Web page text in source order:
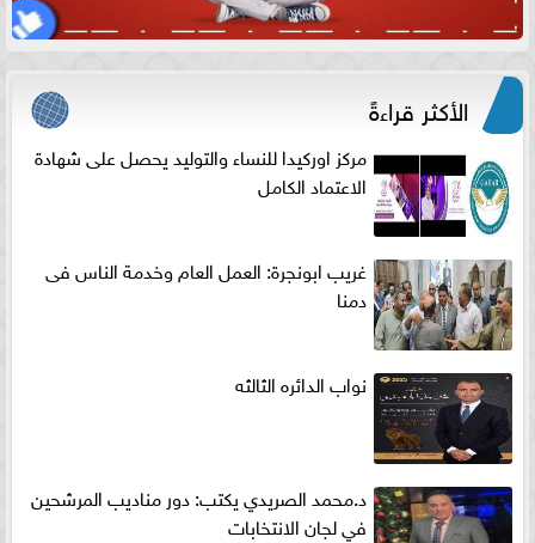
الأكثر قراءةً
مركز اوركيدا للنساء والتوليد يحصل على شهادة
الاعتماد الكامل
غريب ابونجرة: العمل العام وخدمة الناس فى
دمنا
نواب الدائره الثالثه
د.محمد الصريدي يكتب: دور مناديب المرشحين
في لجان الانتخابات